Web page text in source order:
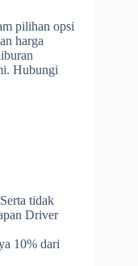
pilihan opsi
harga
Hubungi
tidak
Driver
10% dari